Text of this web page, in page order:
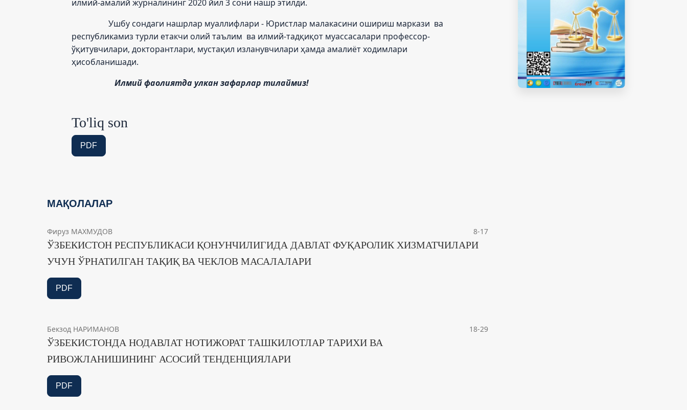
илмий-амалий журналининг 2020 йил 3 сони нашр этилди.
Ушбу сондаги нашрлар муаллифлари - Юристлар малакасини ошириш маркази ва
республикамиз турли етакчи олий таълим ва илмий-тадқиқот муассасалари профессор-
ўқитувчилари, докторантлари, мустақил изланувчилари ҳамда амалиёт ходимлари
ҳисобланишади.
Илмий фаолиятда улкан зафарлар тилаймиз!
To'liq son
PDF
МАҚОЛАЛАР
Фируз МАХМУДОВ 8-17
ЎЗБЕКИСТОН РЕСПУБЛИКАСИ ҚОНУНЧИЛИГИДА ДАВЛАТ ФУҚАРОЛИК ХИЗМАТЧИЛАРИ
УЧУН ЎРНАТИЛГАН ТАҚИҚ ВА ЧЕКЛОВ МАСАЛАЛАРИ
PDF
Бекзод НАРИМАНОВ 18-29
ЎЗБЕКИСТОНДА НОДАВЛАТ НОТИЖОРАТ ТАШКИЛОТЛАР ТАРИХИ ВА
РИВОЖЛАНИШИНИНГ АСОСИЙ ТЕНДЕНЦИЯЛАРИ
PDF